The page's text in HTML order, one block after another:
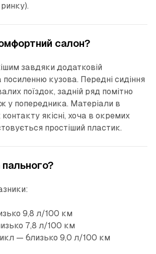
салон?
завдяки додатковій
посиленню кузова. Передні сидіння
поїздок, задній ряд помітно
у попередника. Матеріали в
якісні, хоча в окремих
простіший пластик.
9,8 л/100 км
7,8 л/100 км
— близько 9,0 л/100 км